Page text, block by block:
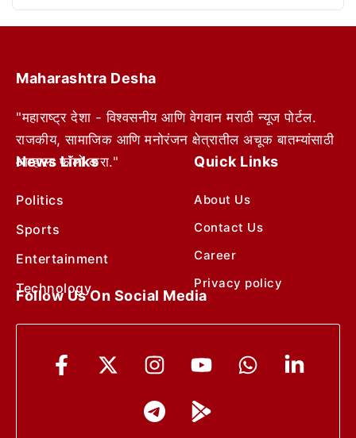
Maharashtra Desha
"महाराष्ट्र देशा - विश्वसनीय आणि वेगवान मराठी न्यूज पोर्टल.
राजकीय, सामाजिक आणि मनोरंजन क्षेत्रातील अचूक बातम्यांसाठी
आम्हाला फॉलो करा."
News Links
Politics
Sports
Entertainment
Technology
Quick Links
About Us
Contact Us
Career
Privacy policy
Follow Us On Social Media